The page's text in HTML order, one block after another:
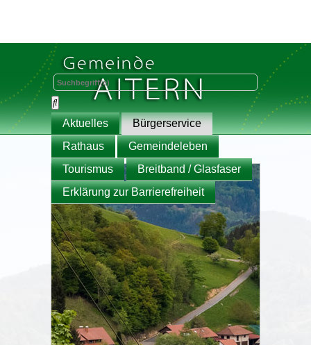
Aktuelles
Bürgerservice
Rathaus
Gemeindeleben
Tourismus
Breitband / Glasfaser
Erklärung zur Barrierefreiheit